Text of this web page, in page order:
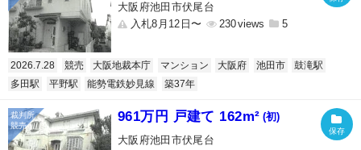
大阪府池田市伏尾台
入札8月12日〜
230 5
2026.7.28 競売 大阪地裁本庁 マンション 大阪府 池田市
鼓滝駅
多田駅
平野駅 能勢電鉄妙見線 築37年
961万円 戸建て 162m² (初)
大阪府池田市伏尾台